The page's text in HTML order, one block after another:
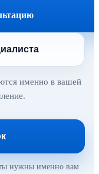
именно в вашей
нужны именно вам